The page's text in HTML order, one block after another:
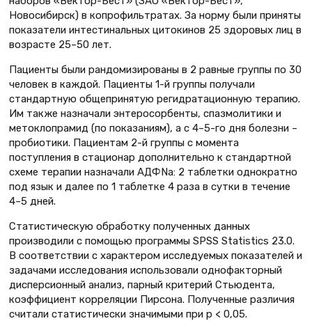
Новосибирск) в копрофильтратах. За норму были приняты
показатели интестинальных цитокинов 25 здоровых лиц в
возрасте 25–50 лет.
Пациенты были рандомизированы в 2 равные группы по 30
человек в каждой. Пациенты 1-й группы получали
стандартную общепринятую регидратационную терапию.
Им также назначали энтеросорбенты, спазмолитики и
метоклопрамид (по показаниям), а с 4–5-го дня болезни –
пробиотики. Пациентам 2-й группы с момента
поступления в стационар дополнительно к стандартной
схеме терапии назначали АДФNа: 2 таблетки однократно
под язык и далее по 1 таблетке 4 раза в сутки в течение
4–5 дней.
Статистическую обработку полученных данных
производили с помощью программы SPSS Statistics 23.0.
В соответствии с характером исследуемых показателей и
задачами исследования использовали однофакторный
дисперсионный анализ, парный критерий Стьюдента,
коэффициент корреляции Пирсона. Полученные различия
считали статистически значимыми при p < 0,05.